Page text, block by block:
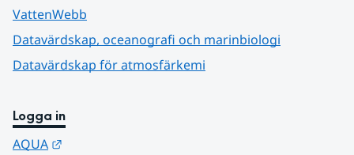
VattenWebb
Datavärdskap, oceanografi och marinbiologi
Datavärdskap för atmosfärkemi
Logga in
AQUA